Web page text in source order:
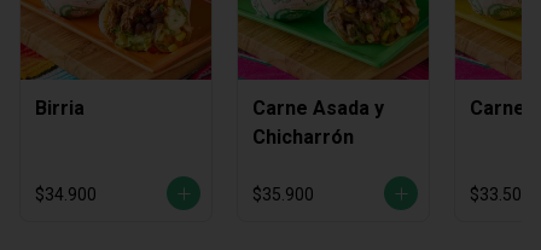
Birria
$34.900
Carne Asada y
Chicharrón
$35.900
Carne
$33.500